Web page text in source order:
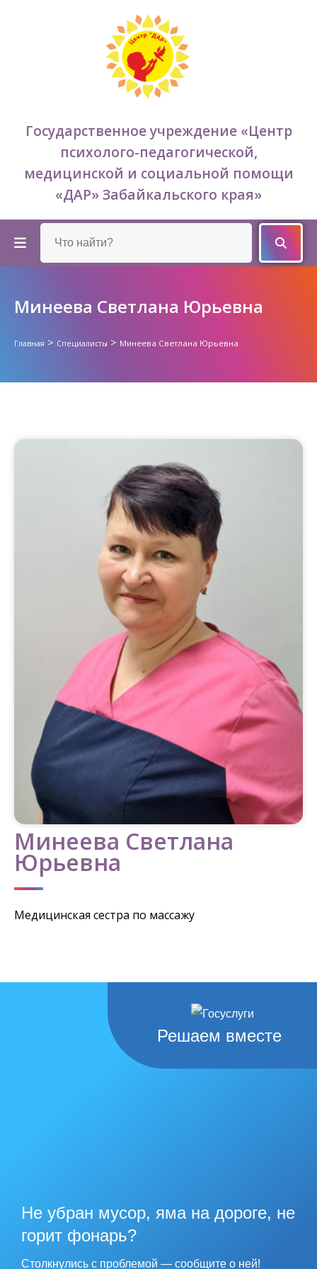
Государственное учреждение «Центр
психолого-педагогической,
медицинской и социальной помощи
«ДАР» Забайкальского края»
Минеева Светлана Юрьевна
Главная > Специалисты > Минеева Светлана Юрьевна
Минеева Светлана
Юрьевна
Медицинская сестра по массажу
Решаем вместе
Не убран мусор, яма на дороге, не
горит фонарь?
Столкнулись с проблемой — сообщите о ней!